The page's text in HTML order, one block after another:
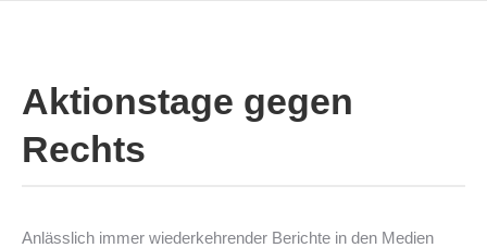
Aktionstage gegen
Rechts
Anlässlich immer wiederkehrender Berichte in den Medien